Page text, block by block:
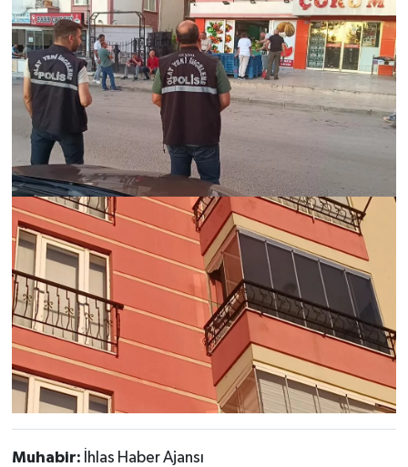
Muhabir: İhlas Haber Ajansı